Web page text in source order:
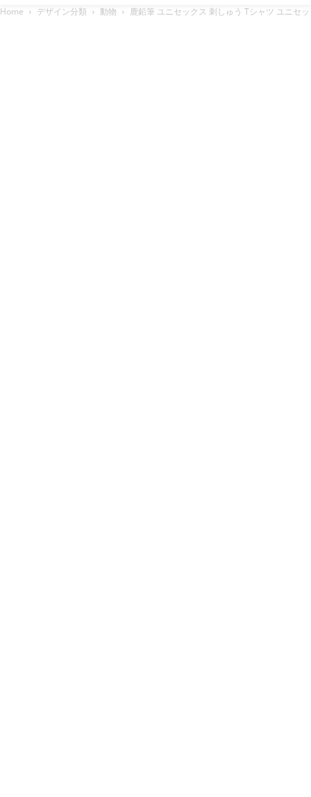
Home デザイン分類 動物 鹿鉛筆 ユニセックス 刺しゅう Tシャツ ユニセ